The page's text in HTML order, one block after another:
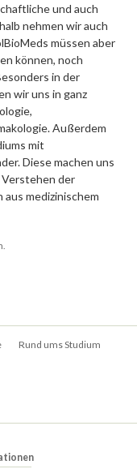
und auch
nehmen wir auch
müssen aber
können, noch
in der
wir uns in ganz
Außerdem
mit
Diese machen uns
Verstehen der
medizinischem
Rund ums Studium